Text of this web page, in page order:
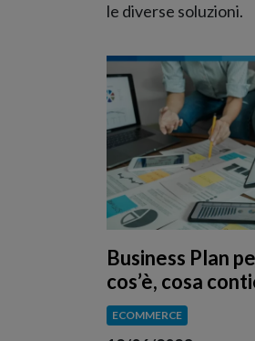
le diverse soluzioni.
Business Plan
cos’è, cosa
ECOMMERCE